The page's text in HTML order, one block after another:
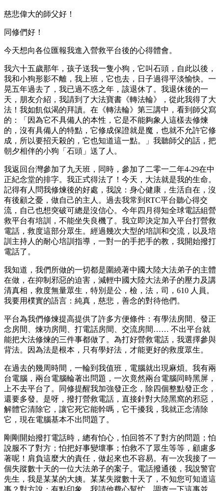
慈悲偉大的師父好！
同修們好！
今天想向各位匯報我進入營救平台後的心得體會。
我六十五歲那年，孩子送我一隻小狗，它叫石頭，自此以後，
我和小狗形影不離，我上班，它也去，日子過得平淡愉快。一
晃五年過去了，我已過不惑之年，該退休了。我退休後的一
天，朋友介紹，我請到了大法寶書《轉法輪》，從此我得了大
法！我如飢似渴的拜讀。在《轉法輪》第三講中，看到師父寫
的：「因為它不具備人的本性，它是不能夠象人這樣去修煉
的，沒有具備人的特點，它修成保證就是魔，也就不允許它修
成，所以要招天殺的，它也知道這一點。」我聽師父的話，把
朝夕相伴的小狗「石頭」送了人。
我返回台灣參加了九天班，同時，參加了二零一二年4-29在中
正紀念堂的排字。我正式得法了！今天，大法就是我的生命。
記得有人問我修煉後的好處，我說：身心健康，生活自在，沒
有後顧之憂，做自己的主人。過去我常到RTC平台聽心得交
流，自己也想突破可總是沒信心。今年四月得知全球電話組營
救平台有培訓，不能坐失良機了。我立即決定加入平台打營救
電話，救度這部分眾生。經過幾次大型的培訓和交流，以及培
訓主持人的耐心培訓指導，一對一的手把手的教，我開始撥打
電話了。
我知道，我們所做的一切都是圍繞著中國大陸大法弟子的主體
在做，在抑制邪惡的迫害，減輕中國大陸大法弟子的壓力及講
清真相，救度無量眾生，特別是公，檢，法，司，610 人員。
我要用樸實的語言：純真，慈悲，善念的對待他們。
平台為我們修煉提高提供了許多方便條件：有學法房間、發正
念房間、煉功房間、打電話房間、交流房間…… 不出平台就
能把大法修煉的三件事都做了。為打好營救電話，我選擇參與
背法。因為法是根本，只有學好法，才能更好的救度眾生。
在過去的幾周時間，一輪到我值班，電腦就出現麻煩。我有兩
台電腦，兩台電腦輪​​著出問題，一次竟然兩台電腦同時黑屏，
上不去平台了。同修提醒我加強發正念，除四個整點發正念，
還要多發。是呀，撥打營救電話，直接針對大陸黑窩的邪惡，
解體它清除它，讓它死它能幹嗎，它干擾我，我就正念清除
它，現在電腦基本不出問題了。
剛剛開始撥打電話時，總有怕心，怕回答不了對方的問題；怕
說服不了對方；怕把好事變壞事；怕救不了眾生等等，顧慮多
著呢！肩負這麼大的責任，做起來也不容易。有一次我接了一
個失蹤數十天的一位大法弟子的案子。電話撥通後，我說警官
先生，我是某某的大姨。某某失蹤數十天了，不知您可知道這
事？對方說：有點印象。我請他費心幫忙，調查一下這事並